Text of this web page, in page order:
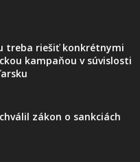
treba riešiť konkrétnymi
kampaňou v súvislosti
zákon o sankciách